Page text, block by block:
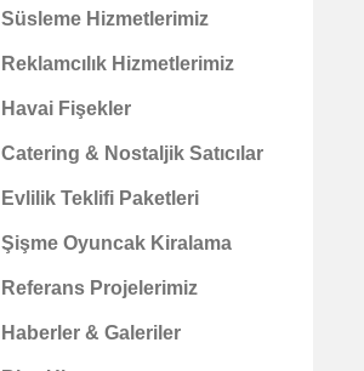
Süsleme Hizmetlerimiz
Reklamcılık Hizmetlerimiz
Havai Fişekler
Catering & Nostaljik Satıcılar
Evlilik Teklifi Paketleri
Şişme Oyuncak Kiralama
Referans Projelerimiz
Haberler & Galeriler